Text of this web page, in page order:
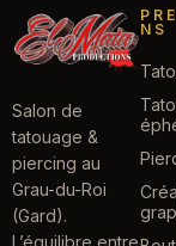
Salon de
tatouage &
piercing au
Grau-du-Roi
(Gard).
L’équilibre entre
NS